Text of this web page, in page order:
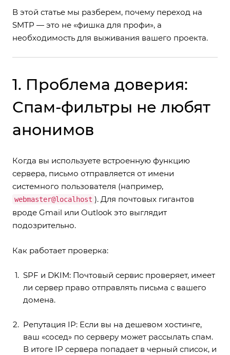
В этой статье мы разберем, почему переход на
SMTP — это не «фишка для профи», а
необходимость для выживания вашего проекта.
1. Проблема доверия:
Спам-фильтры не любят
анонимов
Когда вы используете встроенную функцию
сервера, письмо отправляется от имени
системного пользователя (например,
webmaster@localhost ). Для почтовых гигантов
вроде Gmail или Outlook это выглядит
подозрительно.
Как работает проверка:
SPF и DKIM: Почтовый сервис проверяет, имеет
ли сервер право отправлять письма с вашего
домена.
Репутация IP: Если вы на дешевом хостинге,
ваш «сосед» по серверу может рассылать спам.
В итоге IP сервера попадает в черный список, и